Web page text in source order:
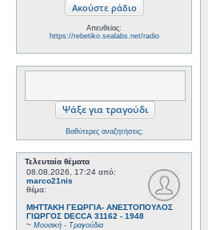
Απευθείας:
https://rebetiko.sealabs.net/radio
Βαθύτερες αναζητήσεις;
Τελευταία θέματα
08.08.2026, 17:24 από:
marco21nis
θέμα:
ΜΗΤΤΑΚΗ ΓΕΩΡΓΙΑ- ΑΝΕΣΤΟΠΟΥΛΟΣ
ΓΙΩΡΓΟΣ DECCA 31162 - 1948
~ Μουσική - Τραγούδια